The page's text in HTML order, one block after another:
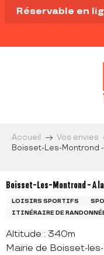
Aller
au
principal
Réservable en
Accueil Vos envies
Boisset-Les-Montrond
Boisset-Les-Montrond - A
LOISIRS SPORTIFS
ITINÉRAIRE DE
Altitude : 340m
Mairie de Boisset-